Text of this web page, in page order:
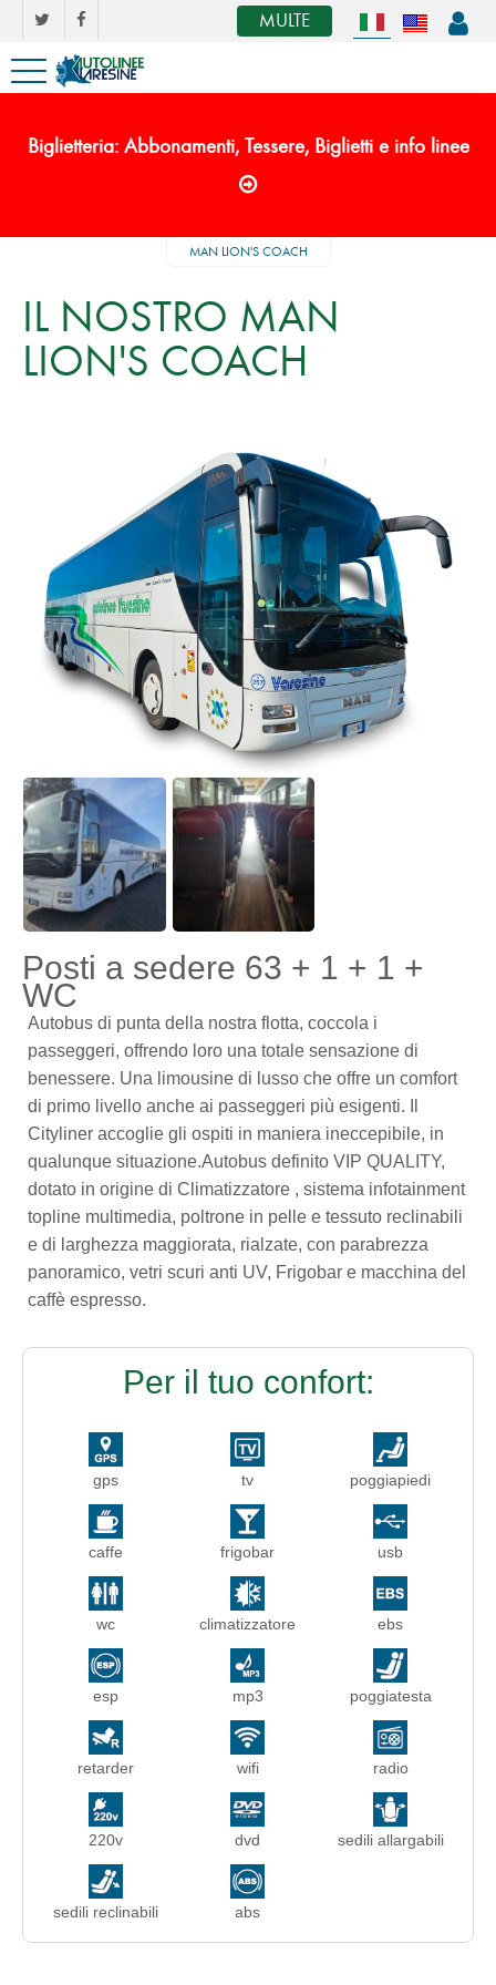
MULTE
Biglietteria: Abbonamenti, Tessere, Biglietti e info linee
MAN LION'S COACH
IL NOSTRO MAN
LION'S COACH
Posti a sedere 63 + 1 + 1 +
WC
Autobus di punta della nostra flotta, coccola i
passeggeri, offrendo loro una totale sensazione di
benessere. Una limousine di lusso che offre un comfort
di primo livello anche ai passeggeri più esigenti. Il
Cityliner accoglie gli ospiti in maniera ineccepibile, in
qualunque situazione.Autobus definito VIP QUALITY,
dotato in origine di Climatizzatore , sistema infotainment
topline multimedia, poltrone in pelle e tessuto reclinabili
e di larghezza maggiorata, rialzate, con parabrezza
panoramico, vetri scuri anti UV, Frigobar e macchina del
caffè espresso.
Per il tuo confort:
gps tv poggiapiedi
caffe frigobar usb
wc climatizzatore ebs
esp mp3 poggiatesta
retarder wifi radio
220v dvd sedili allargabili
sedili reclinabili abs